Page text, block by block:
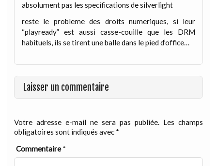
absolument pas les specifications de silverlight
reste le probleme des droits numeriques, si leur
“playready” est aussi casse-couille que les DRM
habituels, ils se tirent une balle dans le pied d’office…
Laisser un commentaire
Votre adresse e-mail ne sera pas publiée. Les champs
obligatoires sont indiqués avec *
Commentaire*